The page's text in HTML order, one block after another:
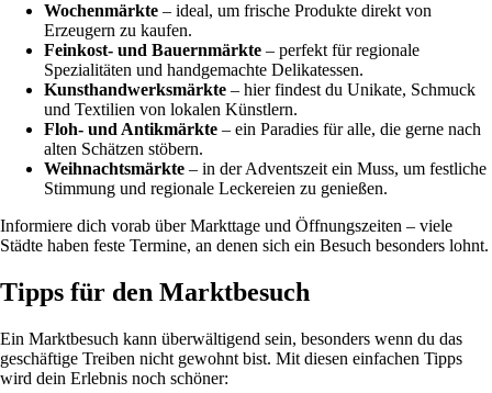
Wochenmärkte – ideal, um frische Produkte direkt von
Erzeugern zu kaufen.
Feinkost- und Bauernmärkte – perfekt für regionale
Spezialitäten und handgemachte Delikatessen.
Kunsthandwerksmärkte – hier findest du Unikate, Schmuck
und Textilien von lokalen Künstlern.
Floh- und Antikmärkte – ein Paradies für alle, die gerne nach
alten Schätzen stöbern.
Weihnachtsmärkte – in der Adventszeit ein Muss, um festliche
Stimmung und regionale Leckereien zu genießen.
Informiere dich vorab über Markttage und Öffnungszeiten – viele
Städte haben feste Termine, an denen sich ein Besuch besonders lohnt.
Tipps für den Marktbesuch
Ein Marktbesuch kann überwältigend sein, besonders wenn du das
geschäftige Treiben nicht gewohnt bist. Mit diesen einfachen Tipps
wird dein Erlebnis noch schöner: